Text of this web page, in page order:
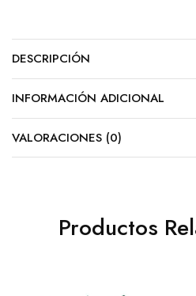
DESCRIPCIÓN
INFORMACIÓN ADICIONAL
VALORACIONES (0)
Productos